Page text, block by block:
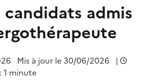
candidats admis
Mis à jour le 30/06/2026
|
1 minute